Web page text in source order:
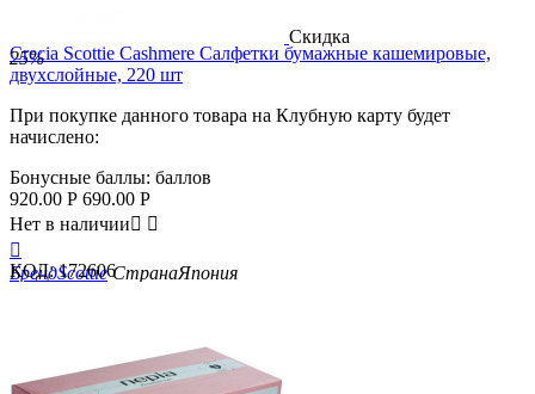
Скидка
25%
Crecia Scottie Cashmere Салфетки бумажные кашемировые,
двухслойные, 220 шт
При покупке данного товара на Клубную карту будет
начислено:
Бонусные баллы: баллов
920.00 Р 690.00 Р
Нет в наличии 

БрендScottie СтранаЯпония
КОД: 172606